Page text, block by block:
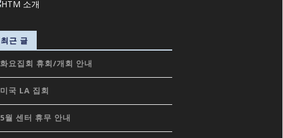
최근 글
화요집회 휴회/개회 안내
미국 LA 집회
5월 센터 휴무 안내